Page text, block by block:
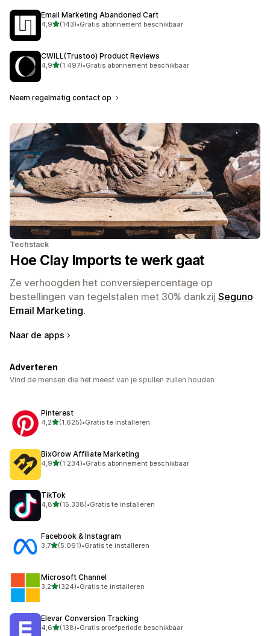
Email Marketing Abandoned Cart
4,9van 5 sterren
(143)
143 recensies in totaal
•Gratis abonnement beschikbaar
CWILL(Trustoo) Product Reviews
4,9van 5 sterren
(1.497)
1497 recensies in totaal
•Gratis abonnement beschikbaar
Neem regelmatig contact op
Techstack
Hoe Clay Imports te werk gaat
Ze verhoogden het conversiepercentage op
bestellingen van tegelstalen met 30% dankzij Seguno
Email Marketing.
Naar de apps
Adverteren
Vind de mensen die het meest van je spullen zullen houden
Pinterest
4,2van 5 sterren
(1.625)
1625 recensies in totaal
•Gratis te installeren
BixGrow Affiliate Marketing
4,9van 5 sterren
(1.234)
1234 recensies in totaal
•Gratis abonnement beschikbaar
TikTok
4,8van 5 sterren
(15.338)
15338 recensies in totaal
•Gratis te installeren
Facebook & Instagram
3,7van 5 sterren
(5.061)
5061 recensies in totaal
•Gratis te installeren
Microsoft Channel
3,2van 5 sterren
(324)
324 recensies in totaal
•Gratis te installeren
Elevar Conversion Tracking
4,6van 5 sterren
(138)
138 recensies in totaal
•Gratis proefperiode beschikbaar